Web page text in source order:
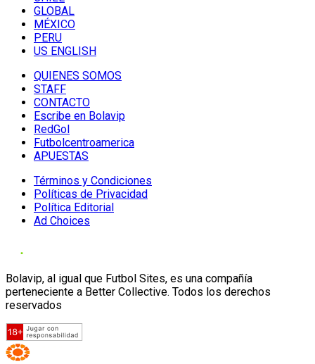
GLOBAL
MÉXICO
PERU
US ENGLISH
QUIENES SOMOS
STAFF
CONTACTO
Escribe en Bolavip
RedGol
Futbolcentroamerica
APUESTAS
Términos y Condiciones
Políticas de Privacidad
Política Editorial
Ad Choices
Bolavip, al igual que Futbol Sites, es una compañía
perteneciente a Better Collective. Todos los derechos
reservados